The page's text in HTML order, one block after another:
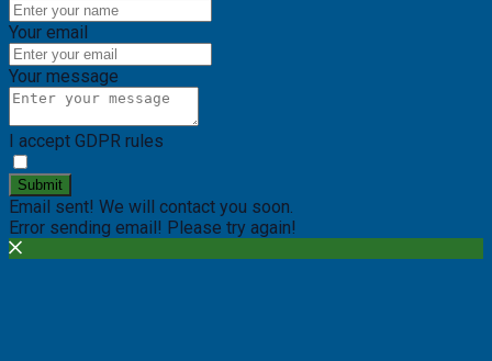
Your email
Your message
I accept GDPR rules
Submit
Email sent! We will contact you soon.
Error sending email! Please try again!